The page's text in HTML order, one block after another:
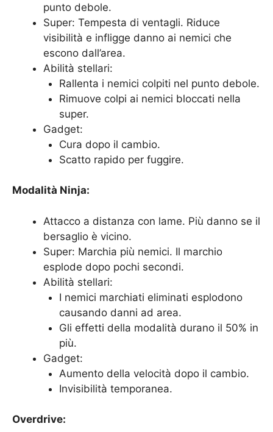
punto debole.
Super: Tempesta di ventagli. Riduce
visibilità e infligge danno ai nemici che
escono dall’area.
Abilità stellari:
Rallenta i nemici colpiti nel punto debole.
Rimuove colpi ai nemici bloccati nella
super.
Gadget:
Cura dopo il cambio.
Scatto rapido per fuggire.
Modalità Ninja:
Attacco a distanza con lame. Più danno se il
bersaglio è vicino.
Super: Marchia più nemici. Il marchio
esplode dopo pochi secondi.
Abilità stellari:
I nemici marchiati eliminati esplodono
causando danni ad area.
Gli effetti della modalità durano il 50% in
più.
Gadget:
Aumento della velocità dopo il cambio.
Invisibilità temporanea.
Overdrive: